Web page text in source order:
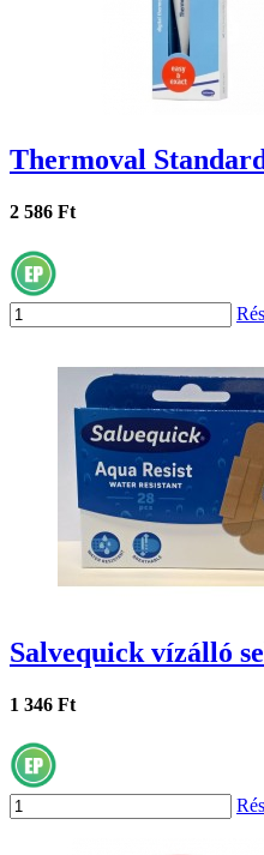
Thermoval
2 586 Ft
Salvequick vízálló
1 346 Ft